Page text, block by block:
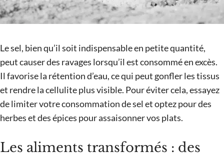
Le sel, bien qu’il soit indispensable en petite quantité,
peut causer des ravages lorsqu’il est consommé en excès.
Il favorise la rétention d’eau, ce qui peut gonfler les tissus
et rendre la cellulite plus visible. Pour éviter cela, essayez
de limiter votre consommation de sel et optez pour des
herbes et des épices pour assaisonner vos plats.
Les aliments transformés : des